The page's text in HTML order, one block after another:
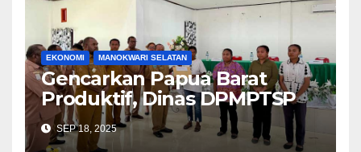
EKONOMI MANOKWARI SELATAN
Gencarkan Papua Barat
Produktif, Dinas DPMPTSP
Sosialiasi Perizinan Berusaha
Berbasis Risiko dan NIB
SEP 18, 2025